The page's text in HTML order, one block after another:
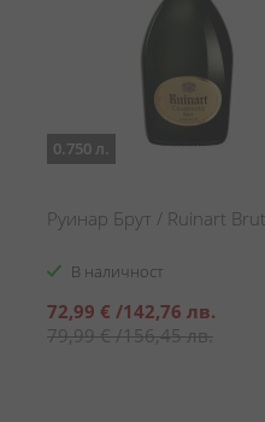
0.750 л.
Руинар Брут / Ruinart Brut
В наличност
Специална
цена
72,99 € /142,76 лв.
79,99 €/156,45 лв.